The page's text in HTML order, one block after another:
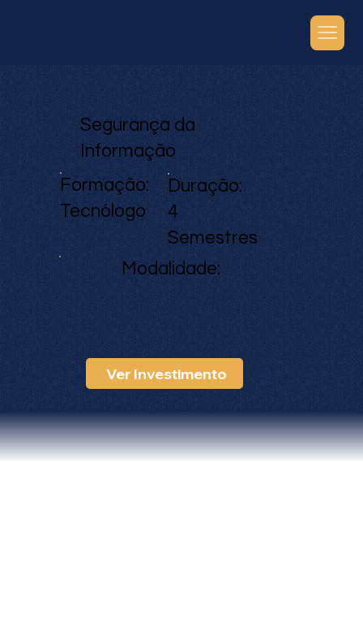
Segurança da
Informação
Formação:
Tecnólogo
Duração:
4
Semestres
Modalidade:
Ver Investimento